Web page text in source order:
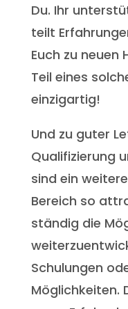
Du. Ihr
teilt
Euch zu neuen
Teil eines
einzigartig!
Und zu guter
Qualifizierung
sind ein
Bereich so
ständig die
Schulungen
Möglichkeiten.